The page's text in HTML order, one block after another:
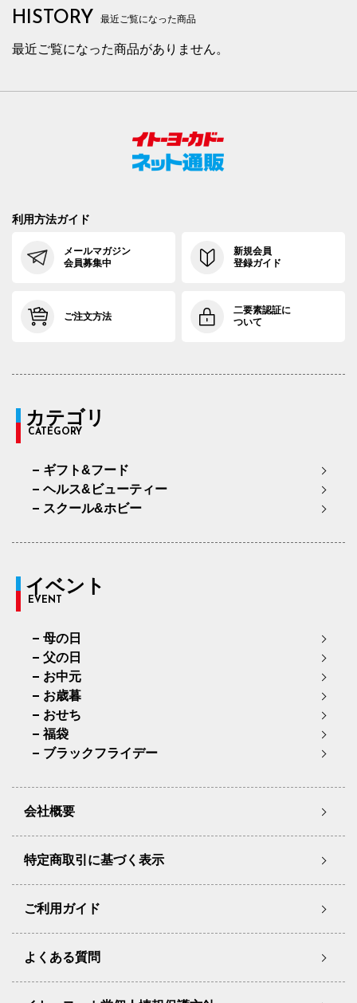
HISTORY 最近ご覧になった商品
最近ご覧になった商品がありません。
利用方法ガイド
メールマガジン
会員募集中
新規会員
登録ガイド
ご注文方法
二要素認証に
ついて
カテゴリ
CATEGORY
ギフト&フード
ヘルス&ビューティー
スクール&ホビー
イベント
EVENT
母の日
父の日
お中元
お歳暮
おせち
福袋
ブラックフライデー
会社概要
特定商取引に基づく表示
ご利用ガイド
よくある質問